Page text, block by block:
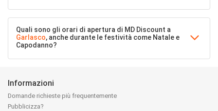
Quali sono gli orari di apertura di MD Discount a
Garlasco, anche durante le festività come Natale e
Capodanno?
Informazioni
Domande richieste più frequentemente
Pubblicizza?